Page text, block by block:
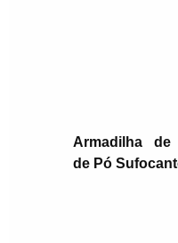
Armadilha de
de Pó